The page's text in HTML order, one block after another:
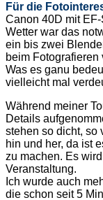
Für die
Canon 40D mit
Wetter war das
ein bis zwei
beim
Was es ganu
vielleicht mal
Während meiner
Details
stehen so dicht, so
hin und her, da ist
zu machen. Es
Veranstaltung.
Ich wurde auch
die schon seit 5